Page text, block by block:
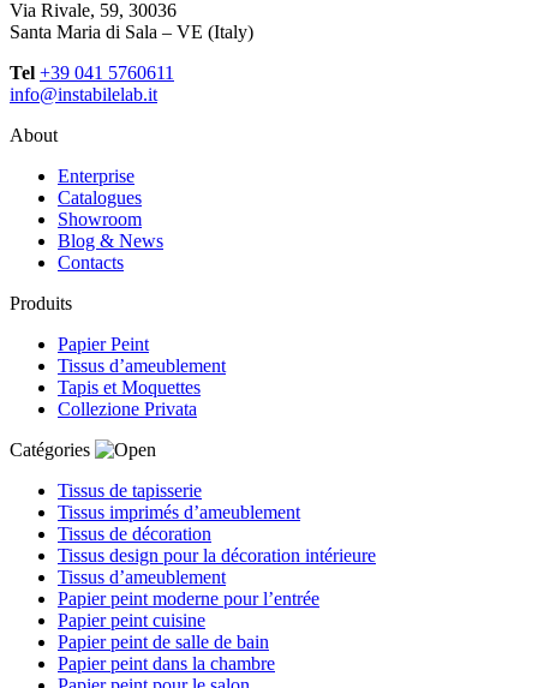
Via Rivale, 59, 30036
Santa Maria di Sala – VE (Italy)
Tel +39 041 5760611
info@instabilelab.it
About
Enterprise
Catalogues
Showroom
Blog & News
Contacts
Produits
Papier Peint
Tissus d’ameublement
Tapis et Moquettes
Collezione Privata
Catégories
Tissus de tapisserie
Tissus imprimés d’ameublement
Tissus de décoration
Tissus design pour la décoration intérieure
Tissus d’ameublement
Papier peint moderne pour l’entrée
Papier peint cuisine
Papier peint de salle de bain
Papier peint dans la chambre